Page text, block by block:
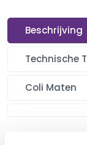
Beschrijving
Technische
Coli Maten